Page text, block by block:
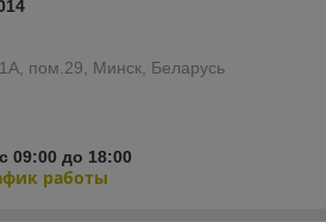
пом.29, Минск, Беларусь
09:00 до 18:00
работы